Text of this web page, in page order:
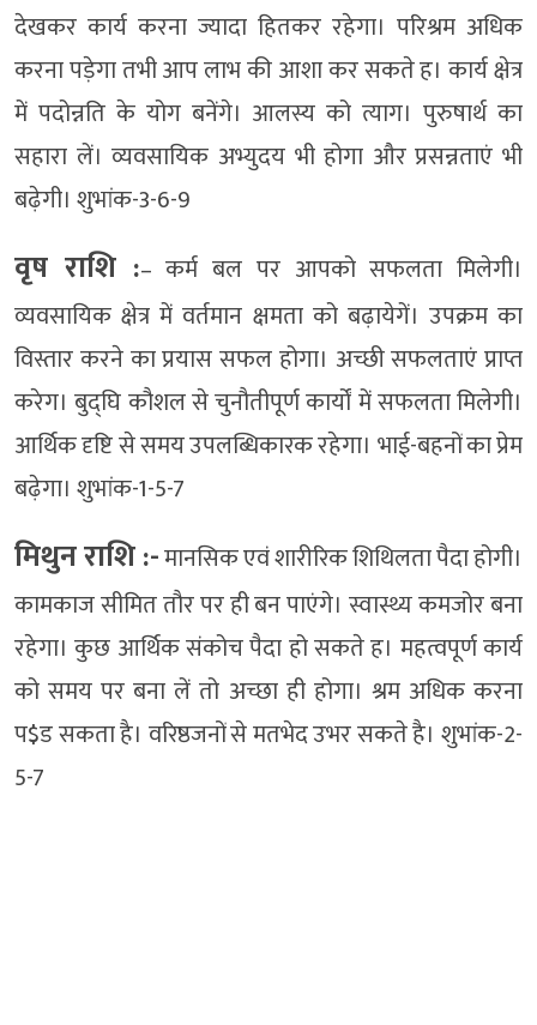
देखकर कार्य करना ज्यादा हितकर रहेगा। परिश्रम अधिक
करना पड़ेगा तभी आप लाभ की आशा कर सकते ह। कार्य क्षेत्र
में पदोन्नति के योग बनेंगे। आलस्य को त्याग। पुरुषार्थ का
सहारा लें। व्यवसायिक अभ्युदय भी होगा और प्रसन्नताएं भी
बढ़ेगी। शुभांक-3-6-9
वृष राशि :– कर्म बल पर आपको सफलता मिलेगी।
व्यवसायिक क्षेत्र में वर्तमान क्षमता को बढ़ायेगें। उपक्रम का
विस्तार करने का प्रयास सफल होगा। अच्छी सफलताएं प्राप्त
करेग। बुद्घि कौशल से चुनौतीपूर्ण कार्यों में सफलता मिलेगी।
आर्थिक दृष्टि से समय उपलब्धिकारक रहेगा। भाई-बहनों का प्रेम
बढ़ेगा। शुभांक-1-5-7
मिथुन राशि :-मानसिक एवं शारीरिक शिथिलता पैदा होगी।
कामकाज सीमित तौर पर ही बन पाएंगे। स्वास्थ्य कमजोर बना
रहेगा। कुछ आर्थिक संकोच पैदा हो सकते ह। महत्वपूर्ण कार्य
को समय पर बना लें तो अच्छा ही होगा। श्रम अधिक करना
प$ड सकता है। वरिष्ठजनों से मतभेद उभर सकते है। शुभांक-2-
5-7